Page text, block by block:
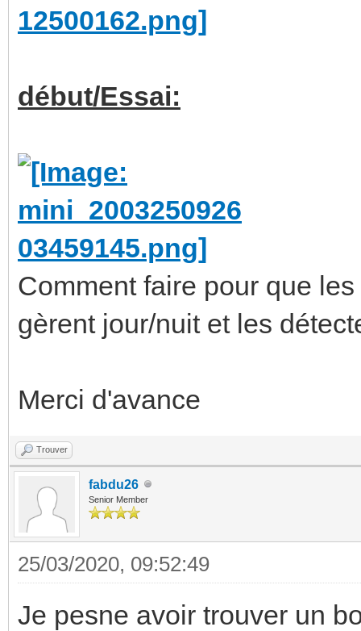
début/Essai:
Comment faire pour que
gèrent jour/nuit et les
Merci d'avance
Trouver
fabdu26
Senior Member
25/03/2020, 09:52:49
Je pesne avoir trouver un